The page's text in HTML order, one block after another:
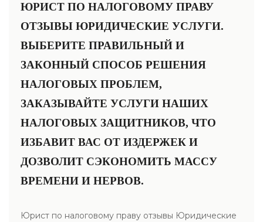
ЮРИСТ ПО НАЛОГОВОМУ ПРАВУ
ОТЗЫВЫ ЮРИДИЧЕСКИЕ УСЛУГИ.
ВЫБЕРИТЕ ПРАВИЛЬНЫЙ И
ЗАКОННЫЙ СПОСОБ РЕШЕНИЯ
НАЛОГОВЫХ ПРОБЛЕМ,
ЗАКАЗЫВАЙТЕ УСЛУГИ НАШИХ
НАЛОГОВЫХ ЗАЩИТНИКОВ, ЧТО
ИЗБАВИТ ВАС ОТ ИЗДЕРЖЕК И
ДОЗВОЛИТ СЭКОНОМИТЬ МАССУ
ВРЕМЕНИ И НЕРВОВ.
Юрист по налоговому праву отзывы Юридические